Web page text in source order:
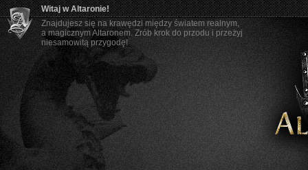
Witaj w Altaronie!
Znajdujesz się na krawędzi między światem realnym,
a magicznym Altaronem. Zrób krok do przodu i przeżyj
niesamowitą przygodę!